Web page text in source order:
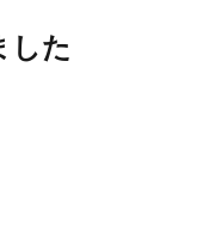
した